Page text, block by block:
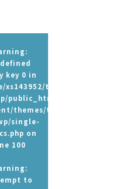
:
key 0 in
xs143952/t-
public_html/wp-
themes/tpbc-
single-
on
100
:
to